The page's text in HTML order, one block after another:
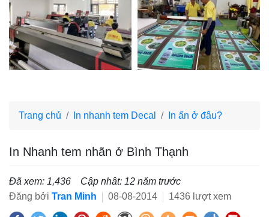
Trang chủ In nhanh tem Decal In ấn ở đâu?
In Nhanh tem nhãn ở Bình Thạnh
Đã xem: 1,436
Cập nhât: 12 năm trước
Đăng bởi Tran Minh 08-08-2014 1436 lượt xem